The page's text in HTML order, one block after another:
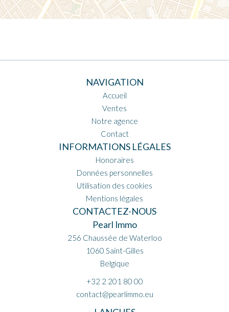
NAVIGATION
Accueil
Ventes
Notre agence
Contact
INFORMATIONS LÉGALES
Honoraires
Données personnelles
Utilisation des cookies
Mentions légales
CONTACTEZ-NOUS
Pearl Immo
256 Chaussée de Waterloo
1060 Saint-Gilles
Belgique
+32 2 201 80 00
contact@pearlimmo.eu